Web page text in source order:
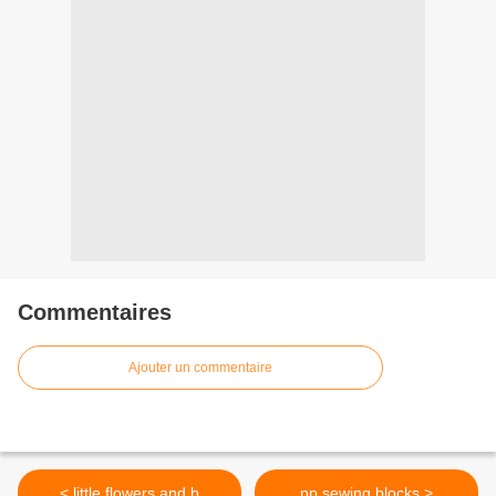
Commentaires
Ajouter un commentaire